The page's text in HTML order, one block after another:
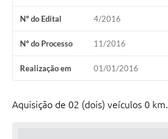
Nº do Edital 4/2016
Nº do Processo 11/2016
Realização em 01/01/2016
Aquisição de 02 (dois) veículos 0 km.